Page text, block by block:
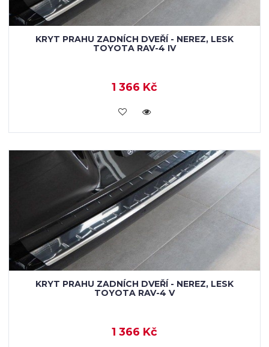
KRYT PRAHU ZADNÍCH DVEŘÍ - NEREZ, LESK
TOYOTA RAV-4 IV
1 366 Kč
KOUPIT
KRYT PRAHU ZADNÍCH DVEŘÍ - NEREZ, LESK
TOYOTA RAV-4 V
1 366 Kč